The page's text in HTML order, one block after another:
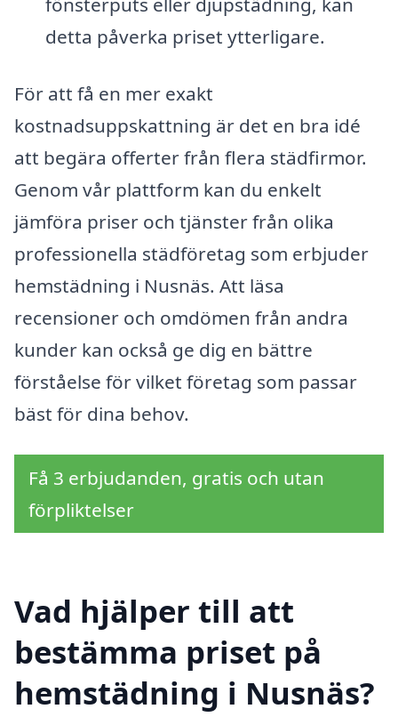
detta påverka priset ytterligare.
För att få en mer exakt
kostnadsuppskattning är det en bra idé
att begära offerter från flera städfirmor.
Genom vår plattform kan du enkelt
jämföra priser och tjänster från olika
professionella städföretag som erbjuder
hemstädning i Nusnäs. Att läsa
recensioner och omdömen från andra
kunder kan också ge dig en bättre
förståelse för vilket företag som passar
bäst för dina behov.
Få 3 erbjudanden, gratis och utan
förpliktelser
Vad hjälper till att
bestämma priset på
hemstädning i Nusnäs?